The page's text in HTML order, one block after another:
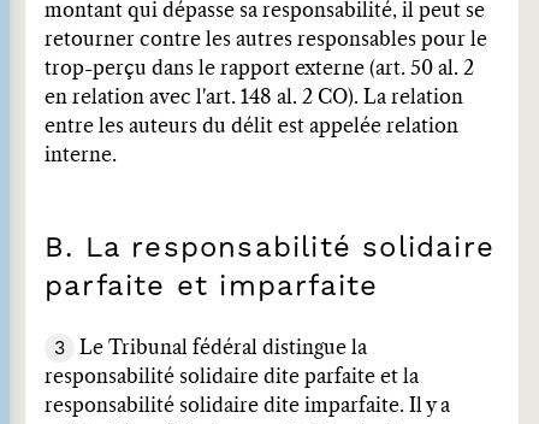
montant qui dépasse sa responsabilité, il peut se
retourner contre les autres responsables pour le
trop-perçu dans le rapport externe (art. 50 al. 2
en relation avec l'art. 148 al. 2 CO). La relation
entre les auteurs du délit est appelée relation
interne.
B. La responsabilité solidaire
parfaite et imparfaite
3
Le Tribunal fédéral distingue la
responsabilité solidaire dite parfaite et la
responsabilité solidaire dite imparfaite. Il y a